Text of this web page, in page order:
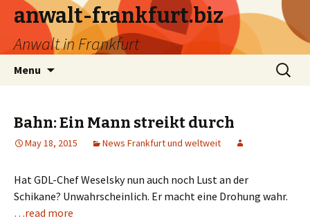
anwalt-frankfurt.biz
Anwalt in Frankfurt
Menu
Search
for:
Bahn: Ein Mann streikt durch
May 18, 2015 News Frankfurt und weltweit
Hat GDL-Chef Weselsky nun auch noch Lust an der
Schikane? Unwahrscheinlich. Er macht eine Drohung wahr.
…read more